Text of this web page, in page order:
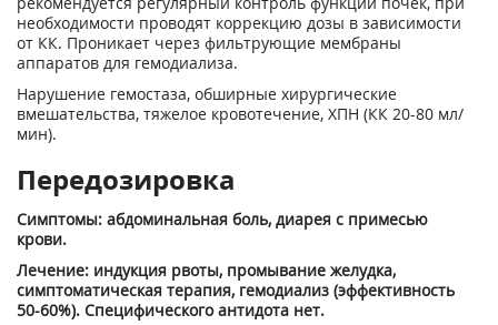
необходимости проводят коррекцию дозы в зависимости
от КК. Проникает через фильтрующие мембраны
аппаратов для гемодиализа.
Нарушение гемостаза, обширные хирургические
вмешательства, тяжелое кровотечение, ХПН (КК 20-80 мл/
мин).
Передозировка
Симптомы: абдоминальная боль, диарея с примесью
крови.
Лечение: индукция рвоты, промывание желудка,
симптоматическая терапия, гемодиализ (эффективность
50-60%). Специфического антидота нет.